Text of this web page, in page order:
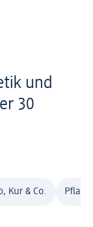
und
30
Kur & Co.